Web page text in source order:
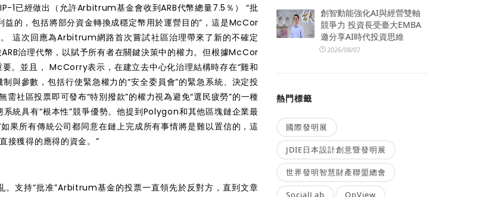
1已經做出（允許Arbitrum基金會收到ARB代幣總量7.5％） “批
的，包括將部分資金轉換成穩定幣用於運營目的”， 這是McCor
這次回應為Arbitrum網路首次嘗試社區治理帶來了新的不確定
治理代幣，以賦予所有者在關鍵決策中的權力。但根據McCor
要。並且， McCorry表示，在建立去中心化治理結構時存在“雞和
制與參數，包括行使緊急權力的“安全委員會”的緊急系統、決定投
需社區投票即可發布“特別撥款”的權力視為避免“選民疲勞”的一種
統具有“根本性”競爭優勢。他提到Polygon和其他區塊鏈企業最
果所有傳統公司都同意在鏈上完成所有事情將是難以置信的，這
接獲得的應得的資金。”
支持“批准”Arbitrum基金的投票一直領先於反對方，直到文章
創智動能強化AI與經營雙軸
競爭力 投資長受臺大EMBA
邀分享AI時代投資思維
2026/08/07
熱門標籤
國際發明展
JDIE日本設計創意暨發明展
世界發明智慧財產聯盟總會
SocialLab OpView